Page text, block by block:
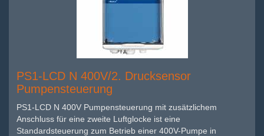
PS1-LCD N 400V/2. Drucksensor
Pumpensteuerung
PS1-LCD N 400V Pumpensteuerung mit zusätzlichem
Anschluss für eine zweite Luftglocke ist eine
Standardsteuerung zum Betrieb einer 400V-Pumpe in